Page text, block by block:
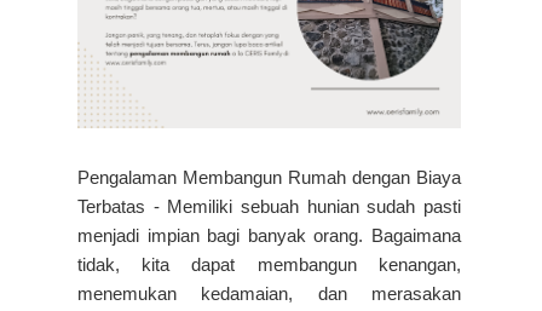
Pengalaman Membangun Rumah dengan Biaya
Terbatas - Memiliki sebuah hunian sudah pasti
menjadi impian bagi banyak orang. Bagaimana
tidak, kita dapat membangun kenangan,
menemukan kedamaian, dan merasakan